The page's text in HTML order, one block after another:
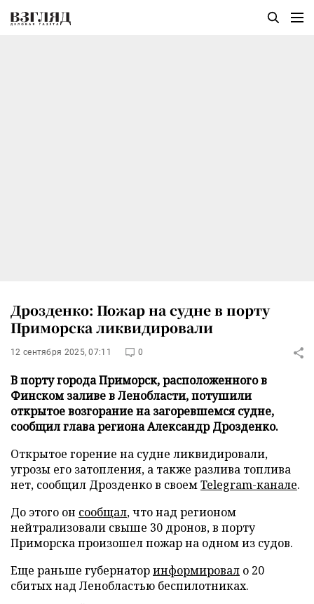
Дрозденко: Пожар на судне в порту
Приморска ликвидировали
12 сентября 2025, 07:11 0
В порту города Приморск, расположенного в
Финском заливе в Ленобласти, потушили
открытое возгорание на загоревшемся судне,
сообщил глава региона Александр Дрозденко.
Открытое горение на судне ликвидировали,
угрозы его затопления, а также разлива топлива
нет, сообщил Дрозденко в своемTelegram-канале.
До этого он сообщал, что над регионом
нейтрализовали свыше 30 дронов, в порту
Приморска произошел пожар на одном из судов.
Еще раньше губернаторинформировал о 20
сбитых над Ленобластью беспилотниках.